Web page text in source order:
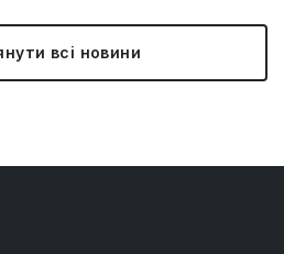
всі новини